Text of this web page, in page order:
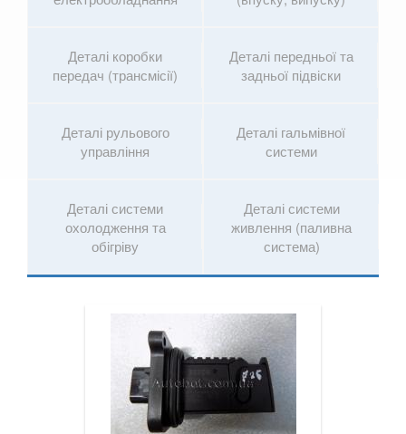
8 Series G14/G15/G16
i8 l12/l15
X1 II F48
Деталі коробки
передач (трансмісії)
Деталі передньої та
задньої підвіски
Деталі рульового
управління
Деталі гальмівної
системи
Деталі системи
охолодження та
обігріву
Деталі системи
живлення (паливна
система)